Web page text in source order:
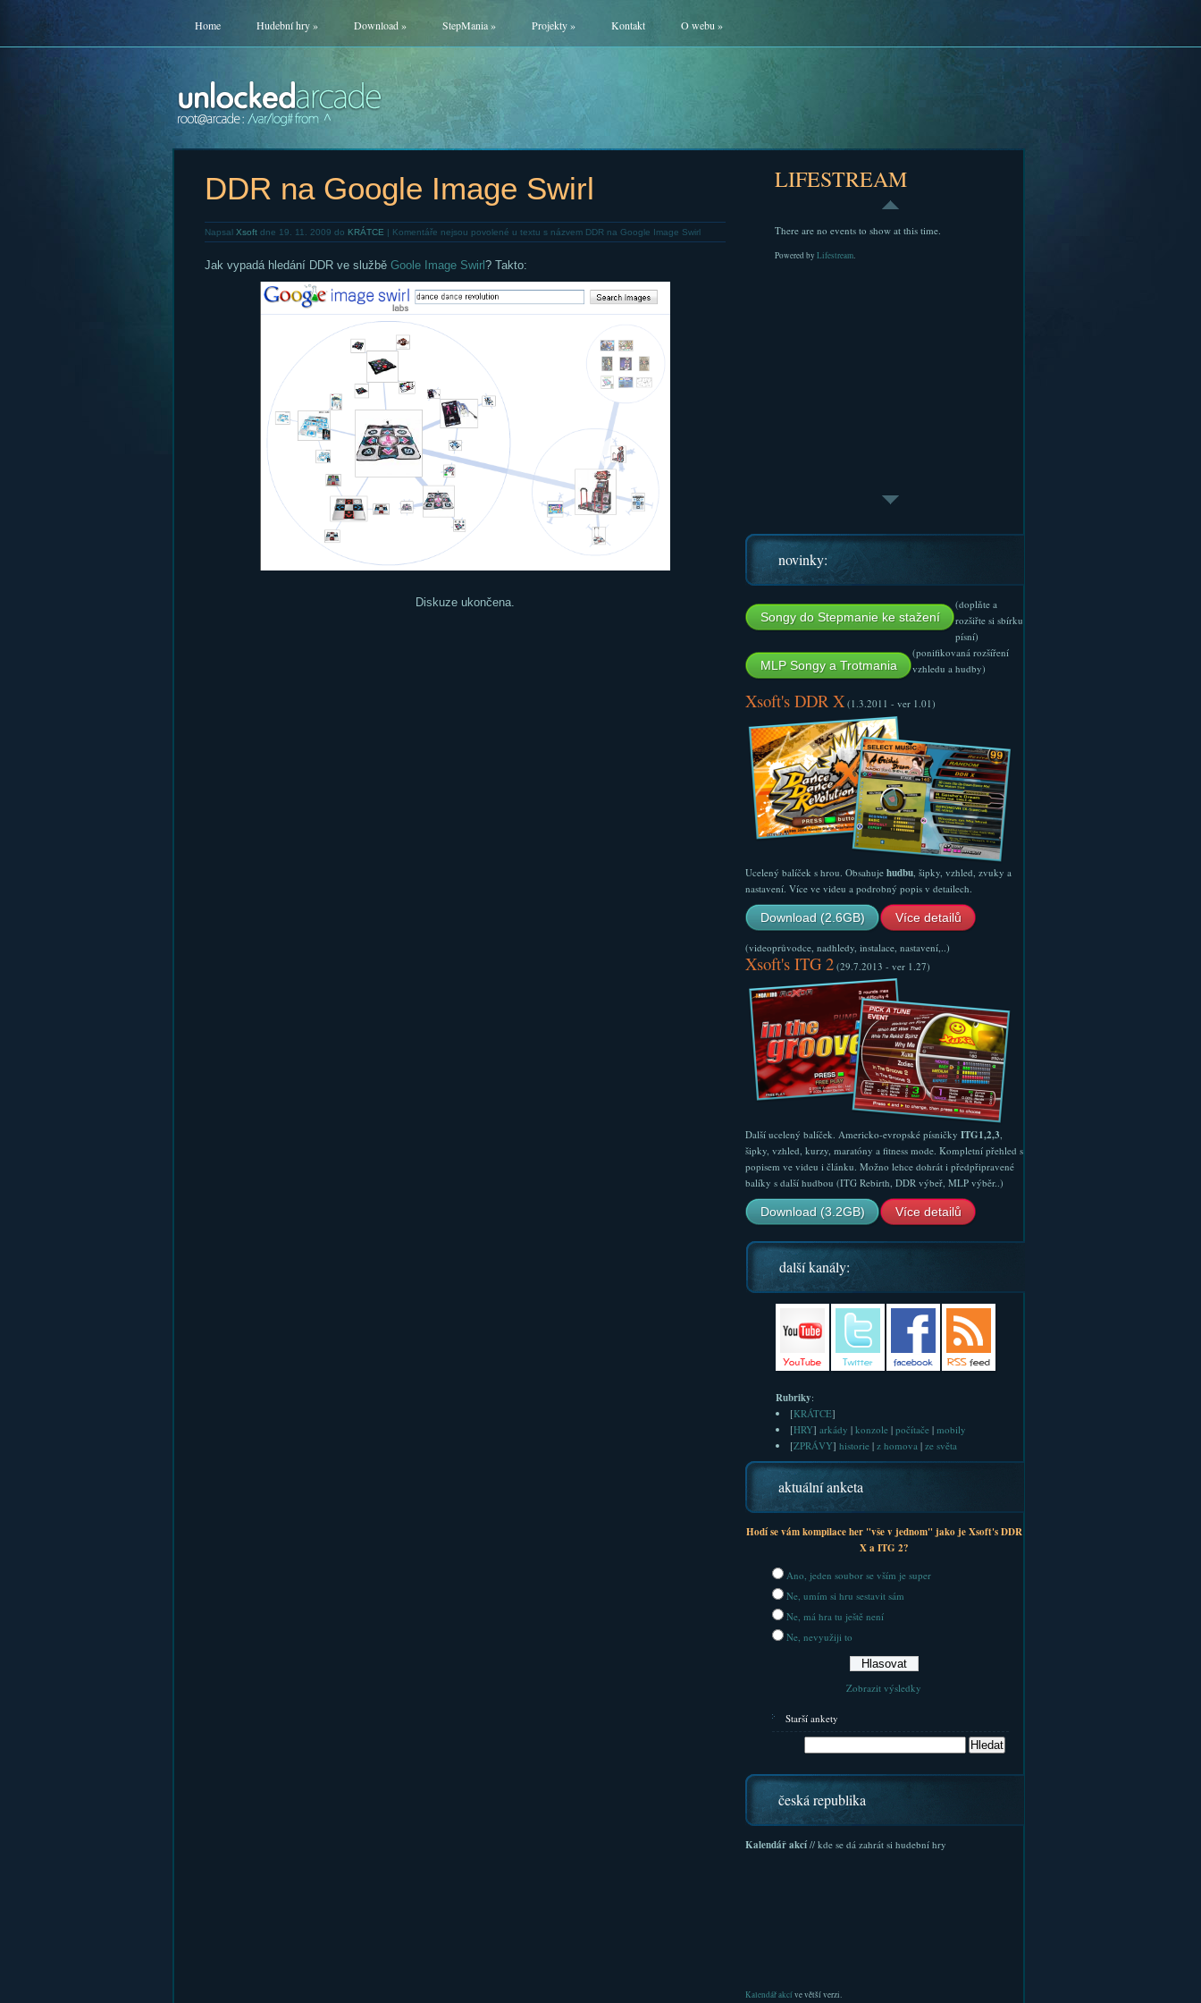
Home Hudební hry» Download» StepMania» Projekty» Kontakt O webu »
DDR na Google Image Swirl
Napsal Xsoftdne 19. 11. 2009 do KRÁTCE | Komentáře nejsou povolené u textu s názvem DDR na Google Image Swirl
Jak vypadá hledání DDR ve službě Goole Image Swirl ? Takto:
Diskuze ukončena.
LIFESTREAM
There are no events to show at this time.
Powered by Lifestream.
novinky:
Songy do Stepmanie ke stažení
(doplňte a
rozšiřte si sbírku
písní)
MLP Songy a Trotmania
(ponifikovaná rozšíření
vzhledu a hudby)
Xsoft's DDR X(1.3.2011 - ver 1.01)
Ucelený balíček s hrou. Obsahuje hudbu, šipky, vzhled, zvuky a
nastavení. Více ve videu a podrobný popis v detailech.
Download (2.6GB) Více detailů
(videoprůvodce, nadhledy, instalace, nastavení,..)
Xsoft's ITG 2(29.7.2013 - ver 1.27)
Další ucelený balíček. Americko-evropské písničky ITG1,2,3,
šipky, vzhled, kurzy, maratóny a fitness mode. Kompletní přehled s
popisem ve videu i článku. Možno lehce dohrát i předpřipravené
balíky s další hudbou (ITG Rebirth, DDR výbeř, MLP výběr..)
Download (3.2GB) Více detailů
další kanály:
Rubriky:
[KRÁTCE]
[HRY] arkády | konzole| počítače| mobily
[ZPRÁVY] historie| z homova| ze světa
aktuální anketa
Hodí se vám kompilace her "vše v jednom" jako je Xsoft's DDR
X a ITG 2?
Ano, jeden soubor se vším je super
Ne, umím si hru sestavit sám
Ne, má hra tu ještě není
Ne, nevyužiji to
Zobrazit výsledky
Starší ankety
česká republika
Kalendář akcí// kde se dá zahrát si hudební hry
Kalendář akcíve větší verzi.